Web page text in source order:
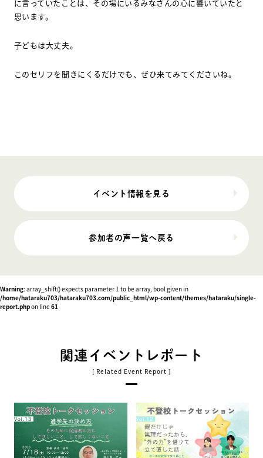
に言っていたことは、その場にいるみなさんの心に響いていたと
思います。
子どもは大丈夫。
このセリフを聞きにくるだけでも、ぜひ来てみてくださいね。
イベント情報を見る
参加者の声一覧へ戻る
Warning: array_shift() expects parameter 1 to be array, bool given in
/home/hataraku703/hataraku703.com/public_html/wp-content/themes/hataraku/single-
report.phpon line 61
関連イベントレポート